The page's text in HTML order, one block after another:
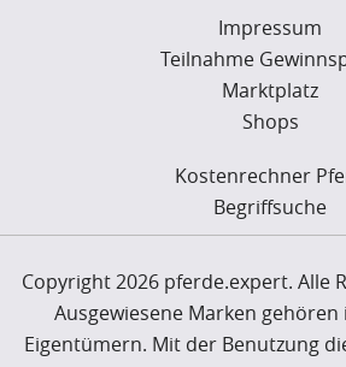
Impressum
Teilnahme
Marktplatz
Shops
Kostenrechner
Begriffsuche
Copyright 2026 pferde.expert. Alle
Ausgewiesene Marken
Eigentümern. Mit der Benutzung